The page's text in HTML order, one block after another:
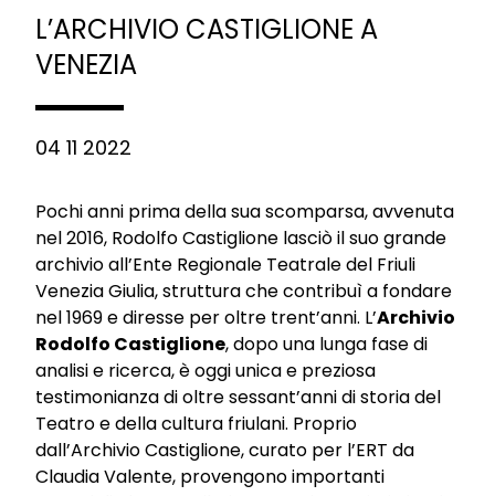
L’ARCHIVIO CASTIGLIONE A
VENEZIA
04 11 2022
Pochi anni prima della sua scomparsa, avvenuta
nel 2016, Rodolfo Castiglione lasciò il suo grande
archivio all’Ente Regionale Teatrale del Friuli
Venezia Giulia, struttura che contribuì a fondare
nel 1969 e diresse per oltre trent’anni. L’Archivio
Rodolfo Castiglione, dopo una lunga fase di
analisi e ricerca, è oggi unica e preziosa
testimonianza di oltre sessant’anni di storia del
Teatro e della cultura friulani. Proprio
dall’Archivio Castiglione, curato per l’ERT da
Claudia Valente, provengono importanti